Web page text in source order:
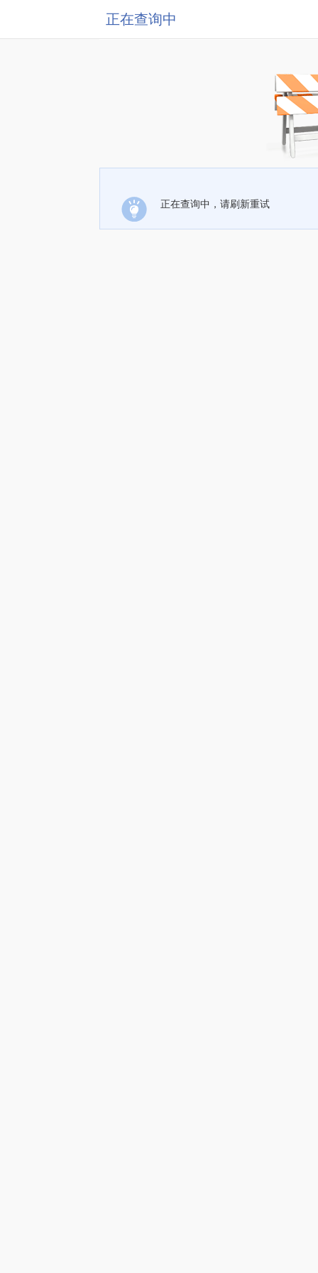
正在查询中
正在查询中，请刷新重试